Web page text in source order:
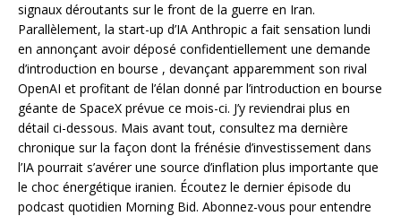
signaux déroutants sur le front de la guerre en Iran.
Parallèlement, la start-up d’IA Anthropic a fait sensation lundi
en annonçant avoir déposé confidentiellement une demande
d’introduction en bourse , devançant apparemment son rival
OpenAI et profitant de l’élan donné par l’introduction en bourse
géante de SpaceX prévue ce mois-ci. J’y reviendrai plus en
détail ci-dessous. Mais avant tout, consultez ma dernière
chronique sur la façon dont la frénésie d’investissement dans
l’IA pourrait s’avérer une source d’inflation plus importante que
le choc énergétique iranien. Écoutez le dernier épisode du
podcast quotidien Morning Bid. Abonnez-vous pour entendre